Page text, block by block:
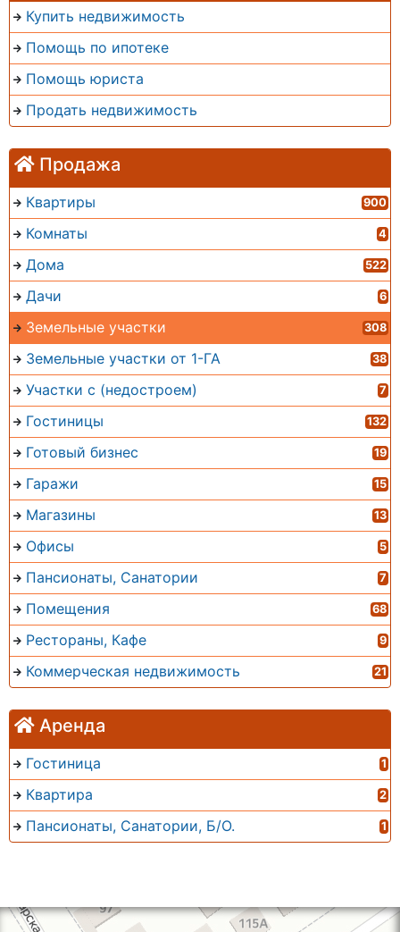
Купить недвижимость
Помощь по ипотеке
Помощь юриста
Продать недвижимость
Продажа
Квартиры 900
Комнаты 4
Дома 522
Дачи 6
Земельные участки 308
Земельные участки от 1-ГА 38
Участки с (недостроем) 7
Гостиницы 132
Готовый бизнес 19
Гаражи 15
Магазины 13
Офисы 5
Пансионаты, Санатории 7
Помещения 68
Рестораны, Кафе 9
Коммерческая недвижимость 21
Аренда
Гостиница 1
Квартира 2
Пансионаты, Санатории, Б/О. 1